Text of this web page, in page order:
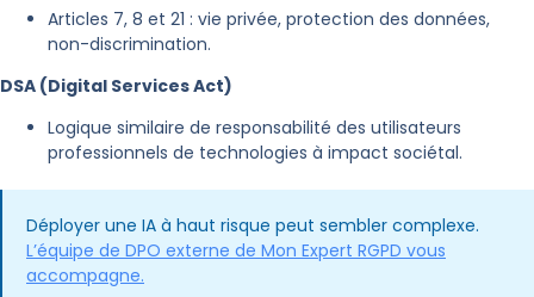
Articles 7, 8 et 21 : vie privée, protection des données,
non-discrimination.
DSA (Digital Services Act)
Logique similaire de responsabilité des utilisateurs
professionnels de technologies à impact sociétal.
Déployer une IA à haut risque peut sembler complexe.
L’équipe de DPO externe de Mon Expert RGPD vous
accompagne.